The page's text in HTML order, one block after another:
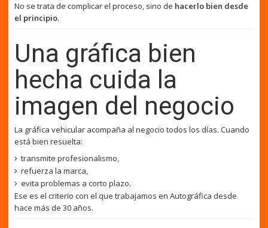
No se trata de complicar el proceso, sino de hacerlo bien desde
el principio.
Una gráfica bien
hecha cuida la
imagen del negocio
La gráfica vehicular acompaña al negocio todos los días. Cuando
está bien resuelta:
transmite profesionalismo,
refuerza la marca,
evita problemas a corto plazo.
Ese es el criterio con el que trabajamos en Autográfica desde
hace más de 30 años.